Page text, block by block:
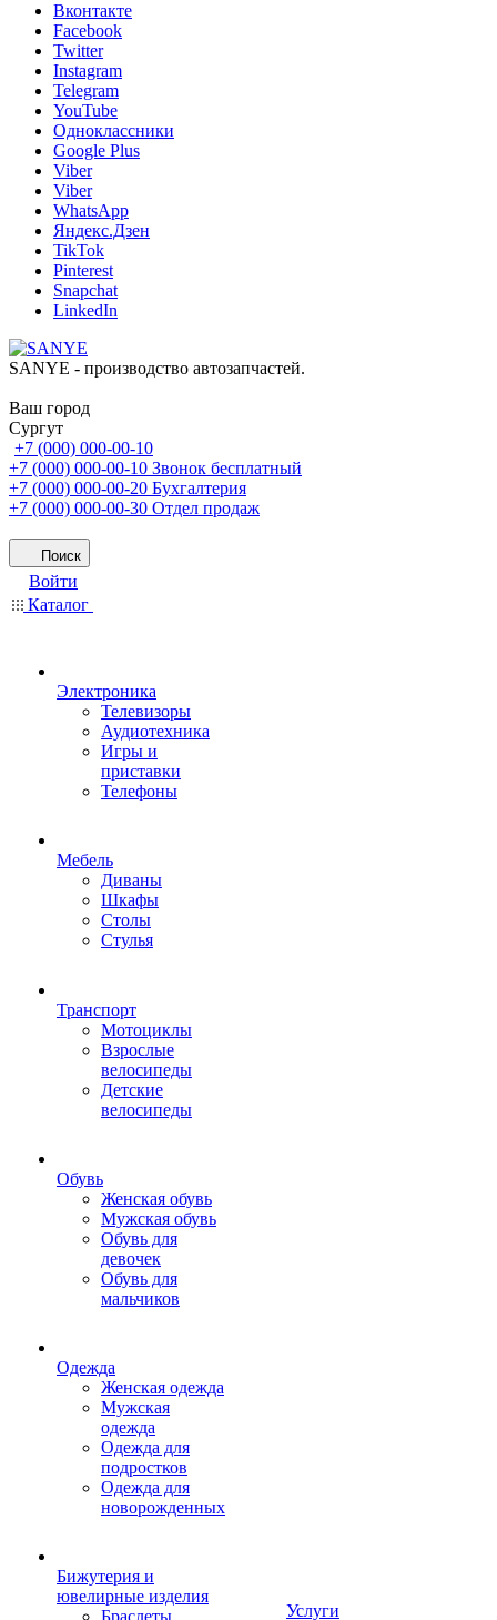
Вконтакте
Facebook
Twitter
Instagram
Telegram
YouTube
Одноклассники
Google Plus
Viber
Viber
WhatsApp
Яндекс.Дзен
TikTok
Pinterest
Snapchat
LinkedIn
SANYE - производство автозапчастей.
Ваш город
Сургут
+7 (000) 000-00-10
+7 (000) 000-00-10 Звонок бесплатный
+7 (000) 000-00-20 Бухгалтерия
+7 (000) 000-00-30 Отдел продаж
Поиск
Войти
Каталог
Электроника
Телевизоры
Аудиотехника
Игры и
приставки
Телефоны
Мебель
Диваны
Шкафы
Столы
Стулья
Транспорт
Мотоциклы
Взрослые
велосипеды
Детские
велосипеды
Обувь
Женская обувь
Мужская обувь
Обувь для
девочек
Обувь для
мальчиков
Одежда
Женская одежда
Мужская
одежда
Одежда для
подростков
Одежда для
новорожденных
Бижутерия и
ювелирные изделия
Браслеты
Услуги